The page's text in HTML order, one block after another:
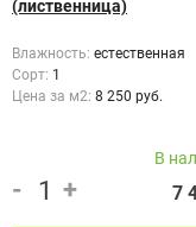
(лиственница)
Влажность: естественная
Сорт: 1
Цена за м2: 8 250 руб.
В
- + 7